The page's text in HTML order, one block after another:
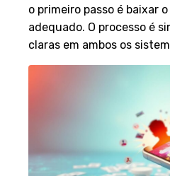
o primeiro passo é baixar o
adequado. O processo é
claras em ambos os